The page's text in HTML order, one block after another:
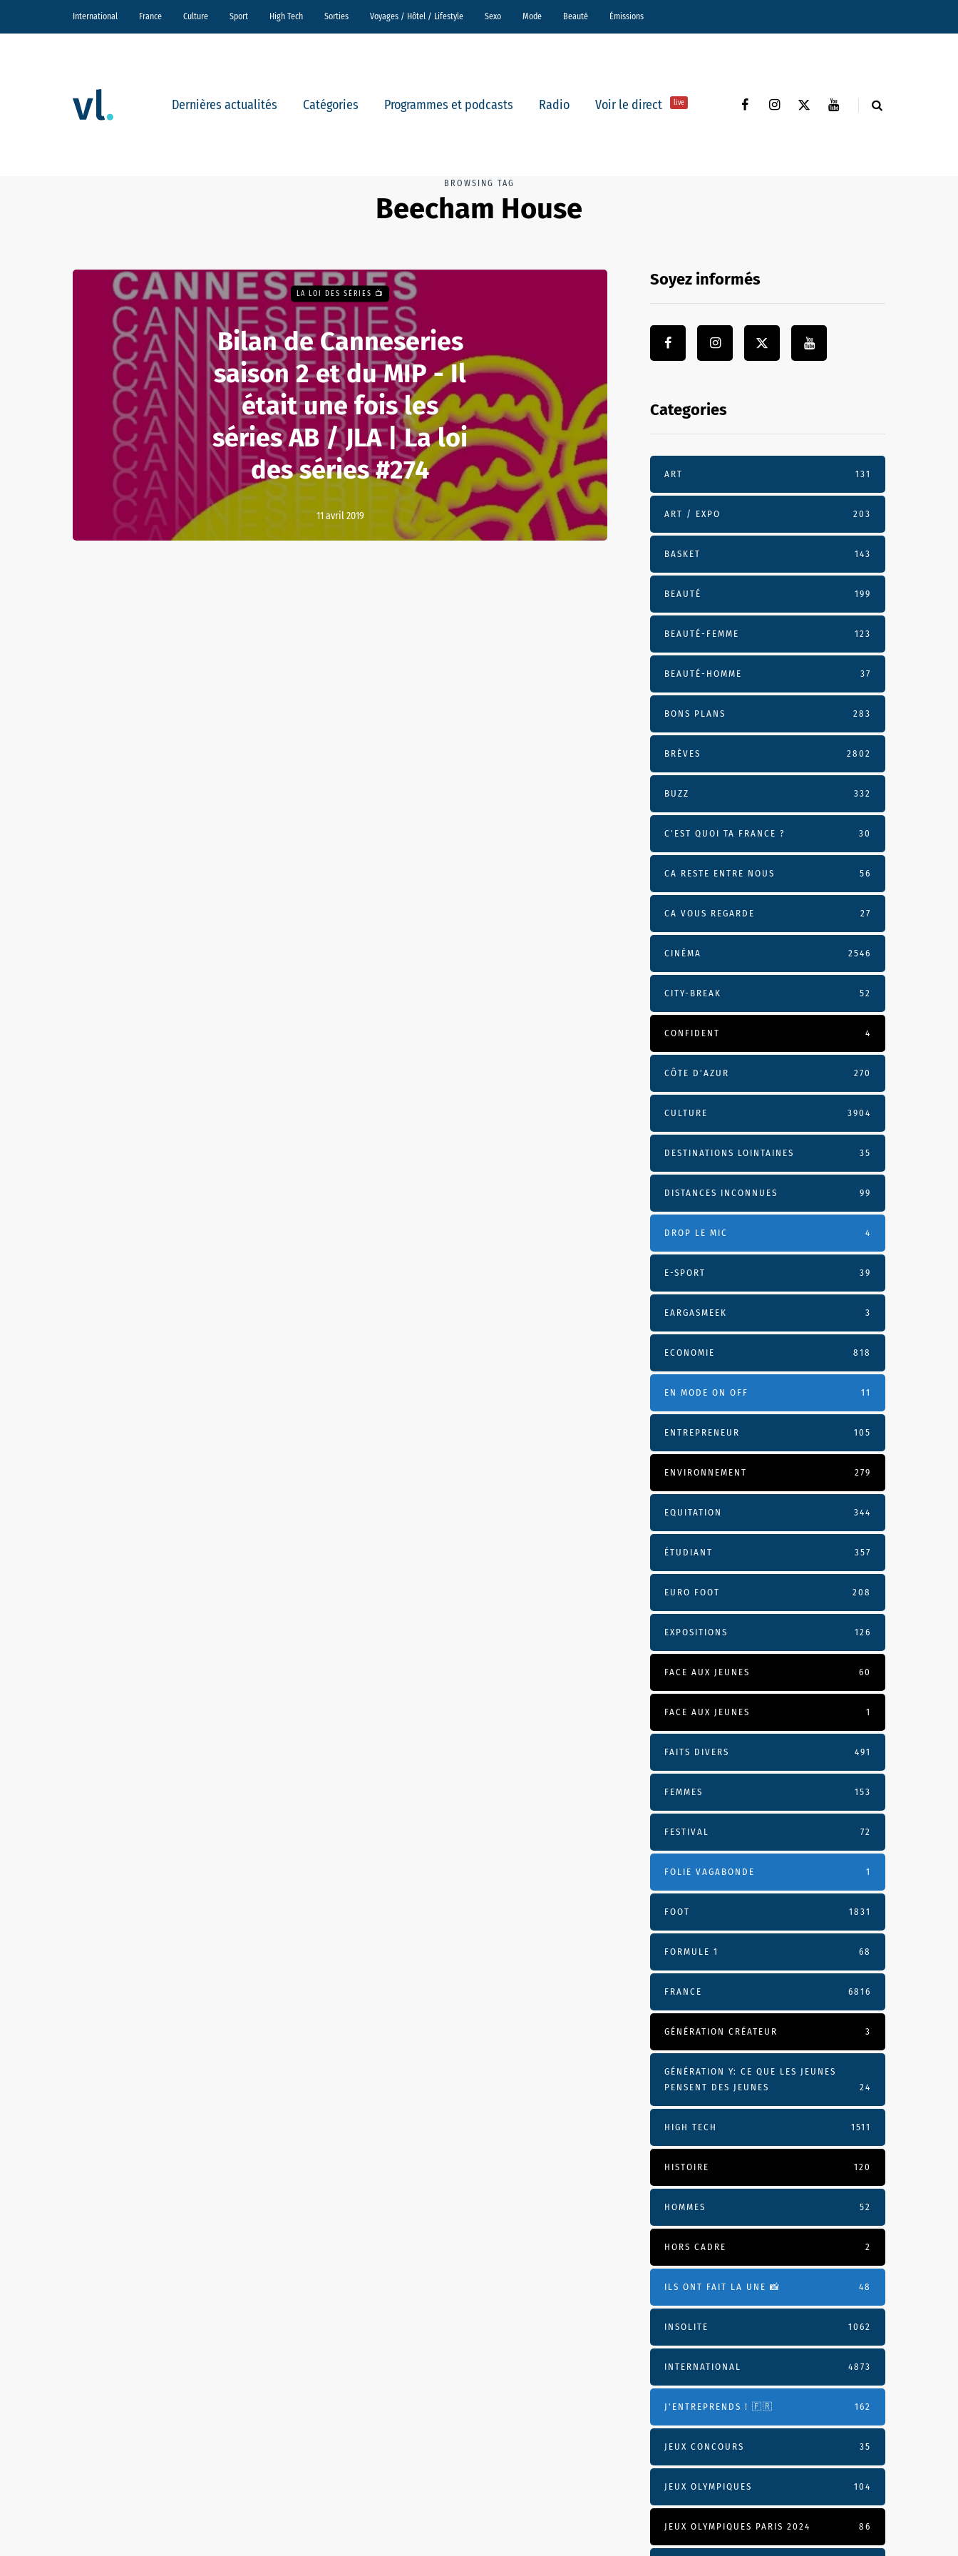
International France Culture Sport High Tech Sorties Voyages / Hôtel / Lifestyle Sexo Mode Beauté Émissions
Dernières actualités Catégories Programmes et podcasts Radio Voir le direct live
BROWSING TAG
Beecham House
LA LOI DES SÉRIES 📺
Bilan de Canneseries
saison 2 et du MIP - Il
était une fois les
séries AB / JLA | La loi
des séries #274
11 avril 2019
Soyez informés
Categories
ART 131
ART / EXPO 203
BASKET 143
BEAUTÉ 199
BEAUTÉ-FEMME 123
BEAUTÉ-HOMME 37
BONS PLANS 283
BRÈVES 2802
BUZZ 332
C'EST QUOI TA FRANCE ? 30
CA RESTE ENTRE NOUS 56
CA VOUS REGARDE 27
CINÉMA 2546
CITY-BREAK 52
CONFIDENT 4
CÔTE D’AZUR 270
CULTURE 3904
DESTINATIONS LOINTAINES 35
DISTANCES INCONNUES 99
DROP LE MIC 4
E-SPORT 39
EARGASMEEK 3
ECONOMIE 818
EN MODE ON OFF 11
ENTREPRENEUR 105
ENVIRONNEMENT 279
EQUITATION 344
ÉTUDIANT 357
EURO FOOT 208
EXPOSITIONS 126
FACE AUX JEUNES 60
FACE AUX JEUNES 1
FAITS DIVERS 491
FEMMES 153
FESTIVAL 72
FOLIE VAGABONDE 1
FOOT 1831
FORMULE 1 68
FRANCE 6816
GÉNÉRATION CRÉATEUR 3
GÉNÉRATION Y: CE QUE LES JEUNES
PENSENT DES JEUNES
24
HIGH TECH 1511
HISTOIRE 120
HOMMES 52
HORS CADRE 2
ILS ONT FAIT LA UNE 📸 48
INSOLITE 1062
INTERNATIONAL 4873
J'ENTREPRENDS ! 🇫🇷 162
JEUX CONCOURS 35
JEUX OLYMPIQUES 104
JEUX OLYMPIQUES PARIS 2024 86